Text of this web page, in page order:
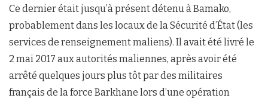
Ce dernier était jusqu’à présent détenu à Bamako,
probablement dans les locaux de la Sécurité d’État (les
services de renseignement maliens). Il avait été livré le
2 mai 2017 aux autorités maliennes, après avoir été
arrêté quelques jours plus tôt par des militaires
français de la force Barkhane lors d’une opération